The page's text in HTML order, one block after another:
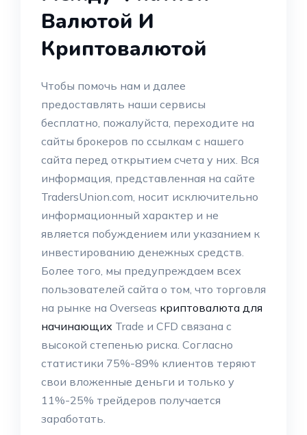
Валютой И
Криптовалютой
Чтобы помочь нам и далее
предоставлять наши сервисы
бесплатно, пожалуйста, переходите на
сайты брокеров по ссылкам с нашего
сайта перед открытием счета у них. Вся
информация, представленная на сайте
TradersUnion.com, носит исключительно
информационный характер и не
является побуждением или указанием к
инвестированию денежных средств.
Более того, мы предупреждаем всех
пользователей сайта о том, что торговля
на рынке на Overseas криптовалюта для
начинающих Trade и CFD связана с
высокой степенью риска. Согласно
статистики 75%-89% клиентов теряют
свои вложенные деньги и только у
11%-25% трейдеров получается
заработать.